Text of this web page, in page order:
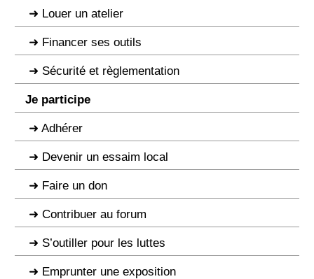
Louer un atelier
Financer ses outils
Sécurité et règlementation
Je participe
Adhérer
Devenir un essaim local
Faire un don
Contribuer au forum
S’outiller pour les luttes
Emprunter une exposition